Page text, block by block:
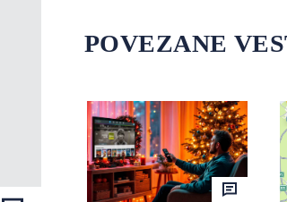
POVEZANE